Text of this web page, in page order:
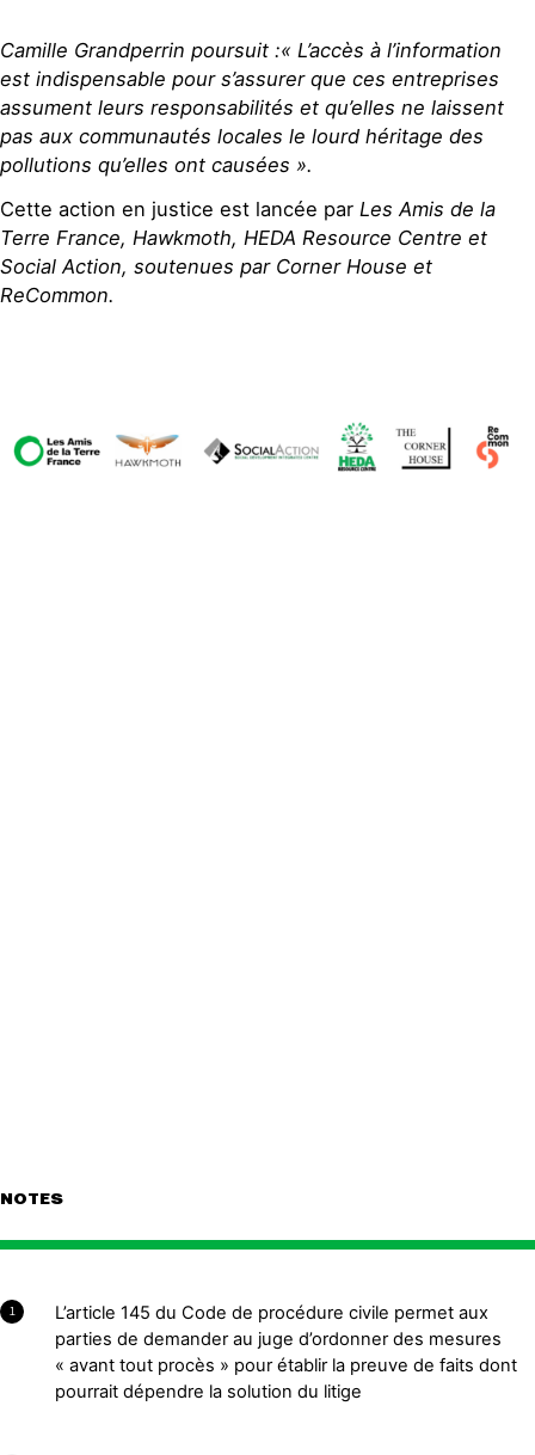
Camille Grandperrin poursuit :« L’accès à l’information
est indispensable pour s’assurer que ces entreprises
assument leurs responsabilités et qu’elles ne laissent
pas aux communautés locales le lourd héritage des
pollutions qu’elles ont causées ».
Cette action en justice est lancée par Les Amis de la
Terre France, Hawkmoth, HEDA Resource Centre et
Social Action, soutenues par Corner House et
ReCommon.
NOTES
1
L’article 145 du Code de procédure civile permet aux
parties de demander au juge d’ordonner des mesures
« avant tout procès » pour établir la preuve de faits dont
pourrait dépendre la solution du litige